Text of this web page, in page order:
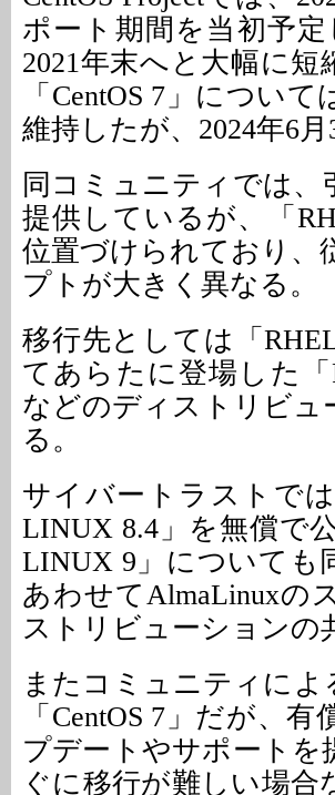
ポート期間を当初予
2021年末へと大幅に
「CentOS 7」につい
維持したが、2024年6
同コミュニティでは、
提供しているが、「
位置づけられており、
プトが大きく異なる。
移行先としては「
てあらたに登場した「
などのディストリビュ
る。
サイバートラストで
LINUX 8.4」を無償で
LINUX 9」についても
あわせてAlmaLinuxの
ストリビューションの
またコミュニティに
「CentOS 7」だが、
プデートやサポート
ぐに移行が難しい場